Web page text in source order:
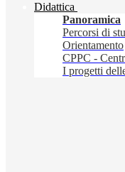
Didattica
Panoramica
Percorsi di
Orientamento
CPPC -
I progetti